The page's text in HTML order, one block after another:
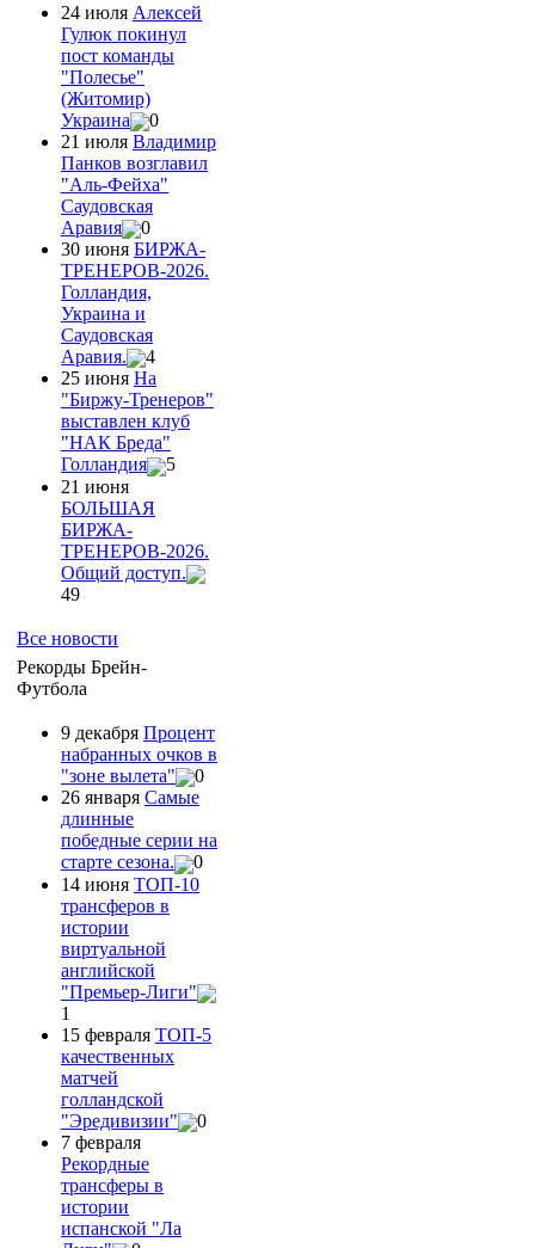
24 июля Алексей
Гулюк покинул
пост команды
"Полесье"
(Житомир)
Украина
0
21 июля Владимир
Панков возглавил
"Аль-Фейха"
Саудовская
Аравия
0
30 июня БИРЖА-
ТРЕНЕРОВ-2026.
Голландия,
Украина и
Саудовская
Аравия.
4
25 июня На
"Биржу-Тренеров"
выставлен клуб
"НАК Бреда"
Голландия
5
21 июня
БОЛЬШАЯ
БИРЖА-
ТРЕНЕРОВ-2026.
Общий доступ.
49
Все новости
Рекорды Брейн-
Футбола
9 декабря Процент
набранных очков в
"зоне вылета"
0
26 января Самые
длинные
победные серии на
старте сезона.
0
14 июня ТОП-10
трансферов в
истории
виртуальной
английской
"Премьер-Лиги"
1
15 февраля ТОП-5
качественных
матчей
голландской
"Эредивизии"
0
7 февраля
Рекордные
трансферы в
истории
испанской "Ла